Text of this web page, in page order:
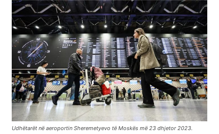
Udhëtarët në aeroportin Sheremetyevo të Moskës më 23 dhjetor 2023.